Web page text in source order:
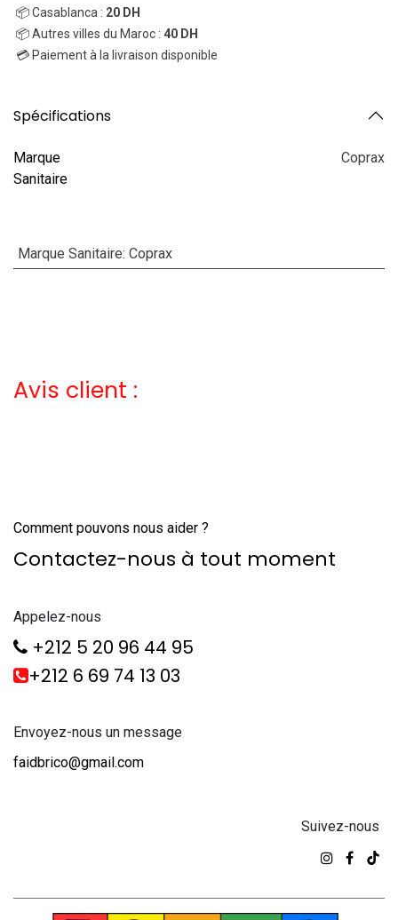
📦 Casablanca : 20 DH
📦 Autres villes du Maroc : 40 DH
💳 Paiement à la livraison disponible
Spécifications
Marque
Sanitaire
Coprax
Marque Sanitaire: Coprax
Avis client :
Comment pouvons nous aider ?
Contactez-nous à tout moment
Appelez-nous
+212 5 20 96 44 95
+212 6 69 74 13 03
Envoyez-nous un message
faidbrico@gmail.com
Suivez-nous